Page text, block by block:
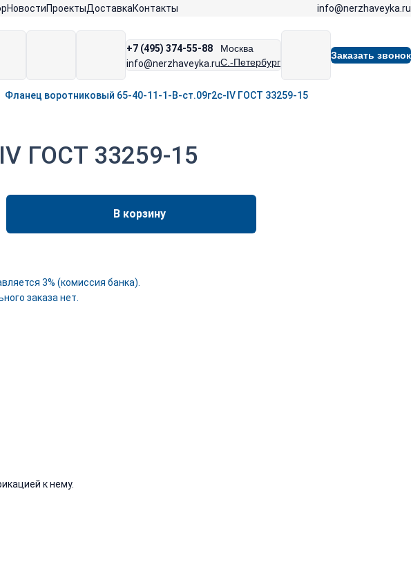
НовостиПроектыДоставкаКонтакты info@nerzhaveyka.ru
+7 (495) 374-55-88
info@nerzhaveyka.ru
Москва
С.-Петербург
Заказать звонок
Фланец воротниковый 65-40-11-1-B-ст.09г2с-IV ГОСТ 33259-15
ГОСТ 33259-15
В корзину
3% (комиссия банка).
заказа нет.
к нему.